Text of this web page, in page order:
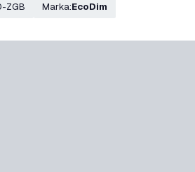
ZGB Marka: EcoDim